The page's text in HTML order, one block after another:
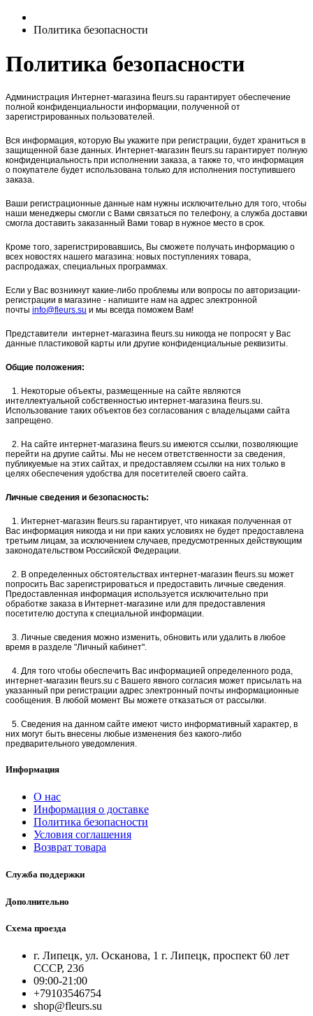
Политика безопасности
Политика безопасности
Администрация Интернет-магазина fleurs.su гарантирует обеспечение
полной конфиденциальности информации, полученной от
зарегистрированных пользователей.
Вся информация, которую Вы укажите при регистрации, будет храниться в
защищенной базе данных. Интернет-магазин fleurs.su гарантирует полную
конфиденциальность при исполнении заказа, а также то, что информация
о покупателе будет использована только для исполнения поступившего
заказа.
Ваши регистрационные данные нам нужны исключительно для того, чтобы
наши менеджеры смогли с Вами связаться по телефону, а служба доставки
смогла доставить заказанный Вами товар в нужное место в срок.
Кроме того, зарегистрировавшись, Вы сможете получать информацию о
всех новостях нашего магазина: новых поступлениях товара,
распродажах, специальных программах.
Если у Вас возникнут какие-либо проблемы или вопросы по авторизации-
регистрации в магазине - напишите нам на адрес электронной
почты info@fleurs.su и мы всегда поможем Вам!
Представители интернет-магазина fleurs.su никогда не попросят у Вас
данные пластиковой карты или другие конфиденциальные реквизиты.
Общие положения:
1. Некоторые объекты, размещенные на сайте являются
интеллектуальной собственностью интернет-магазина fleurs.su.
Использование таких объектов без согласования с владельцами сайта
запрещено.
2. На сайте интернет-магазина fleurs.su имеются ссылки, позволяющие
перейти на другие сайты. Мы не несем ответственности за сведения,
публикуемые на этих сайтах, и предоставляем ссылки на них только в
целях обеспечения удобства для посетителей своего сайта.
Личные сведения и безопасность:
1. Интернет-магазин fleurs.su гарантирует, что никакая полученная от
Вас информация никогда и ни при каких условиях не будет предоставлена
третьим лицам, за исключением случаев, предусмотренных действующим
законодательством Российской Федерации.
2. В определенных обстоятельствах интернет-магазин fleurs.su может
попросить Вас зарегистрироваться и предоставить личные сведения.
Предоставленная информация используется исключительно при
обработке заказа в Интернет-магазине или для предоставления
посетителю доступа к специальной информации.
3. Личные сведения можно изменить, обновить или удалить в любое
время в разделе "Личный кабинет".
4. Для того чтобы обеспечить Вас информацией определенного рода,
интернет-магазин fleurs.su с Вашего явного согласия может присылать на
указанный при регистрации адрес электронный почты информационные
сообщения. В любой момент Вы можете отказаться от рассылки.
5. Сведения на данном сайте имеют чисто информативный характер, в
них могут быть внесены любые изменения без какого-либо
предварительного уведомления.
Информация
О нас
Информация о доставке
Политика безопасности
Условия соглашения
Возврат товара
Служба поддержки
Дополнительно
Схема проезда
г. Липецк, ул. Осканова, 1 г. Липецк, проспект 60 лет
СССР, 23б
09:00-21:00
+79103546754
shop@fleurs.su